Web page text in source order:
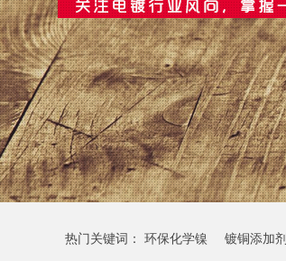
热门关键词： 环保化学镍 镀铜添加剂